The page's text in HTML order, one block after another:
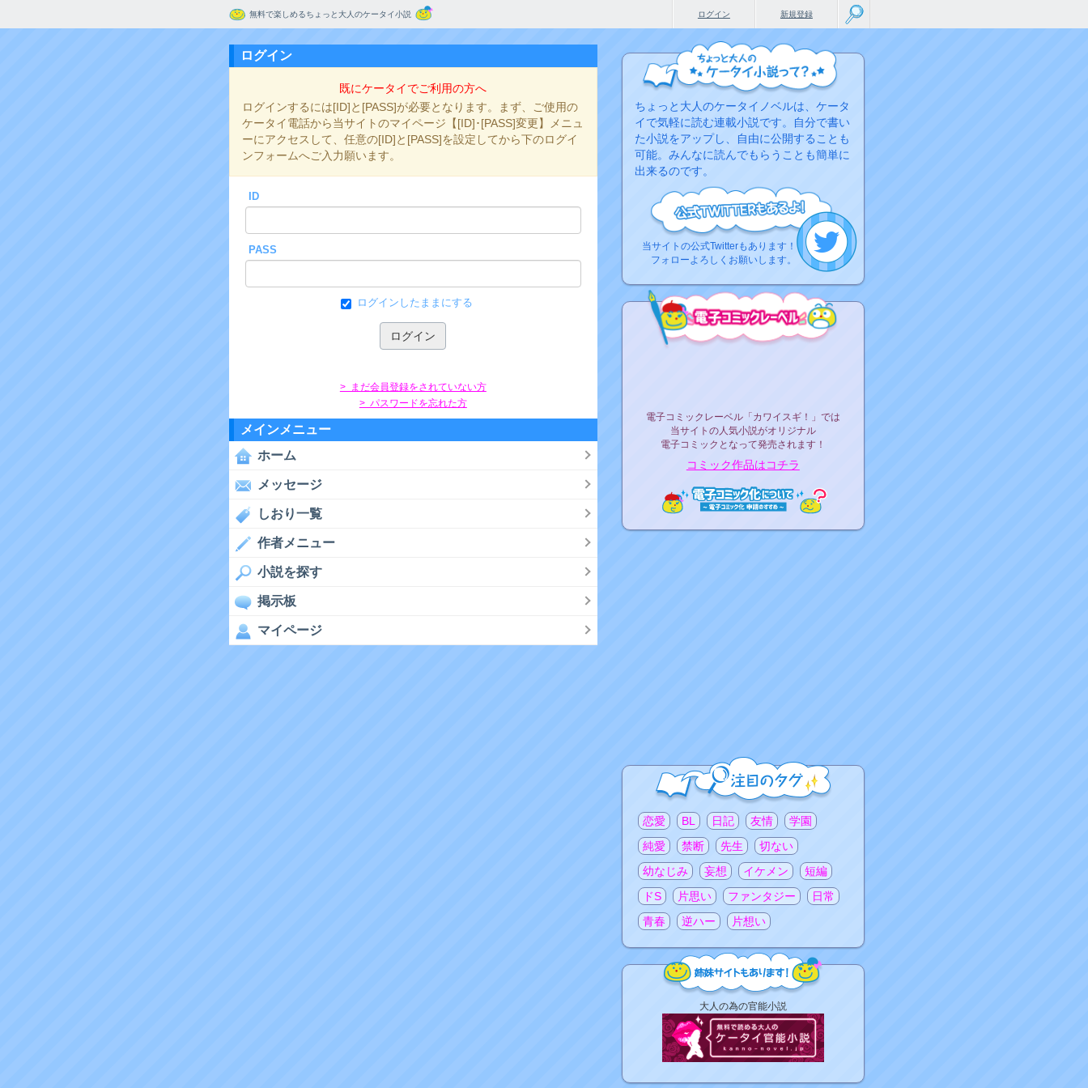
無料で楽しめるちょっと大人のケータイ小説 新規登録
ログイン
ログイン
既にケータイでご利用の方へ
ログインするには[ID]と[PASS]が必要となります。まず、ご使用の
ケータイ電話から当サイトのマイページ【[ID]･[PASS]変更】メニュ
ーにアクセスして、任意の[ID]と[PASS]を設定してから下のログイ
ンフォームへご入力願います。
ID
PASS
ログインしたままにする
> まだ会員登録をされていない方
> パスワードを忘れた方
メインメニュー
ホーム
メッセージ
しおり一覧
作者メニュー
小説を探す
掲示板
マイページ
ちょっと大人のケータイノベルは、ケータ
イで気軽に読む連載小説です。自分で書い
た小説をアップし、自由に公開することも
可能。みんなに読んでもらうことも簡単に
出来るのです。
当サイトの公式Twitterもあります！
フォローよろしくお願いします。
電子コミックレーベル「カワイスギ！」では
当サイトの人気小説がオリジナル
電子コミックとなって発売されます！
コミック作品はコチラ
注目のタグ
恋愛 BL 日記 友情
学園
純愛
禁断 先生
切ない
幼なじみ
妄想 イケメン
短編
ドS
片思い ファンタジー
日常
青春
逆ハー 片想い
大人の為の官能小説